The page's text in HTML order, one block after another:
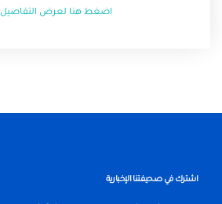
اضغط هنا لعرض التفاصيل
اشترك في صحيفتنا الإخبارية